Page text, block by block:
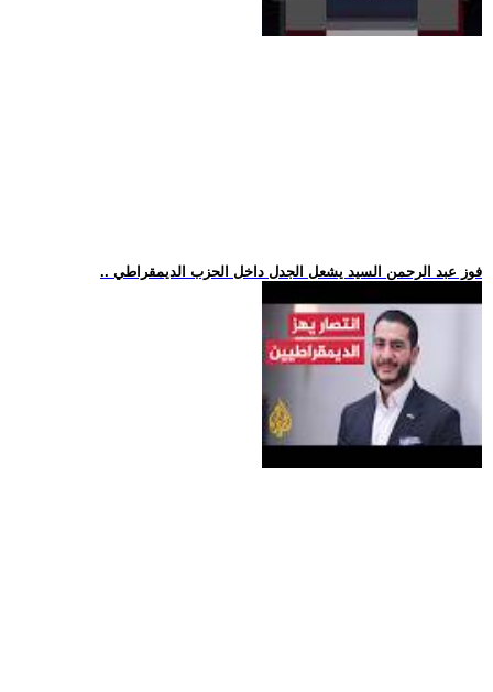
.. فوز عبد الرحمن السيد يشعل الجدل داخل الحزب الديمقراطي